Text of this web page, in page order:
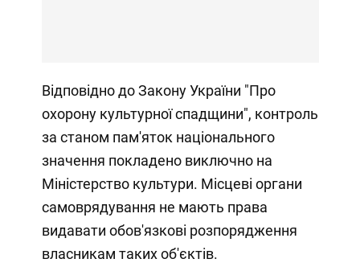
Відповідно до Закону України "Про
охорону культурної спадщини", контроль
за станом пам'яток національного
значення покладено виключно на
Міністерство культури. Місцеві органи
самоврядування не мають права
видавати обов'язкові розпорядження
власникам таких об'єктів.